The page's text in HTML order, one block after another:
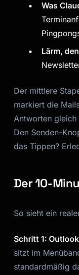
Was
Lärm,
Der mittlere
markiert die
Antworten
Den Senden-
das Tippen?
Der 10-
So sieht ein
Schritt 1:
sitzt im
standardmäßig